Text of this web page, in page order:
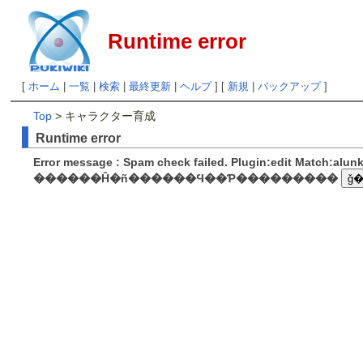
Runtime error
[ ホーム 一覧 検索| 最終更新| ヘルプ] [ 新規| バックアップ]
Top > キャラクター育成
Runtime error
Error message : Spam check failed. Plugin:edit
������Ĥ�ñ������Ϥ��Ƥ���������